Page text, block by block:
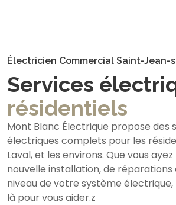
Électricien Commercial Saint-Jean-
Services
résidentiels
Mont Blanc Électrique propose des
électriques complets pour les
Laval, et les environs. Que vous
nouvelle installation, de réparations
niveau de votre système
là pour vous aider.z